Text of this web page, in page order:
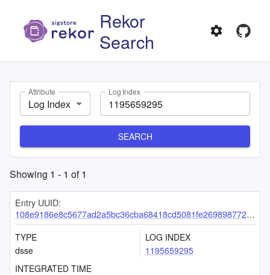
Rekor
Search
Attribute
Log Index
Log Index
SEARCH
Showing 1 - 1 of1
Entry UUID:
108e9186e8c5677ad2a5bc36cba68418cd5081fe26989877201363cd36452038a2f9133c22773422
TYPE
dsse
LOG INDEX
1195659295
INTEGRATED TIME